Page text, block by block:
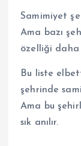
Samimiyet
Ama bazı
özelliği daha
Bu liste
şehrinde
Ama bu
sık anılır.